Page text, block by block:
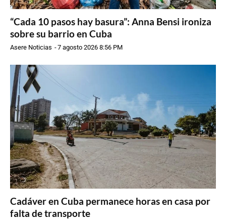
“Cada 10 pasos hay basura”: Anna Bensi ironiza
sobre su barrio en Cuba
Asere Noticias -7 agosto 2026 8:56 PM
Cadáver en Cuba permanece horas en casa por
falta de transporte